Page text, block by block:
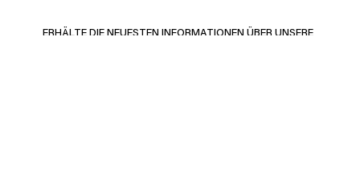
ERHÄLTE DIE NEUESTEN INFORMATIONEN ÜBER UNSERE